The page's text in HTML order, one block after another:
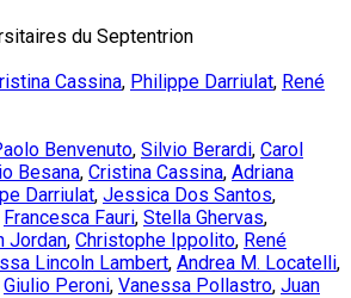
du Septentrion
Cassina, Philippe Darriulat, René
Benvenuto, Silvio Berardi, Carol
Besana, Cristina Cassina, Adriana
Darriulat, Jessica Dos Santos,
Francesca Fauri, Stella Ghervas,
Jordan, Christophe Ippolito, René
Lincoln Lambert, Andrea M. Locatelli,
Giulio Peroni, Vanessa Pollastro, Juan